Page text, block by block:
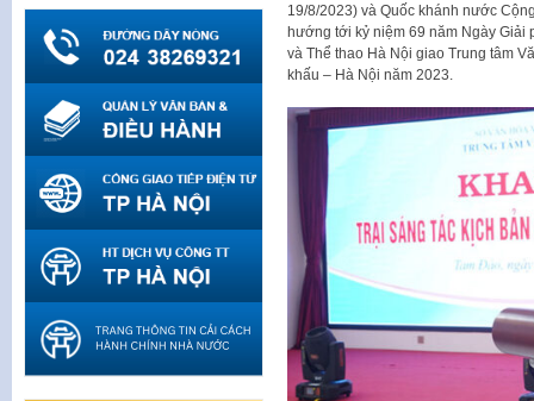
19/8/2023) và Quốc khánh nước
hướng tới kỷ niệm 69 năm Ngày Giải
và Thể thao Hà Nội giao Trung tâm
khấu – Hà Nội năm 2023.